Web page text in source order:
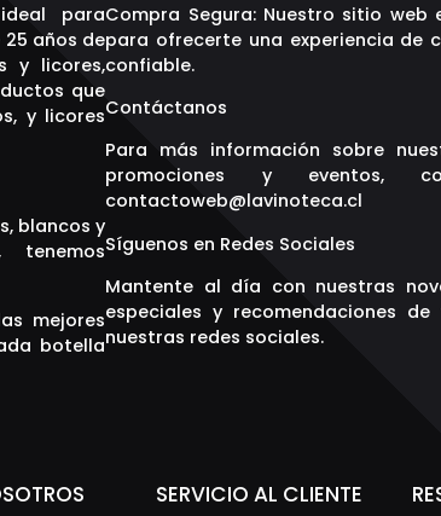
para
años de
y licores,
que
y licores
blancos y
tenemos
mejores
botella
Compra Segura: Nuestro sitio web
para ofrecerte una experiencia de
confiable.
Contáctanos
Para más información sobre
promociones y eventos,
contactoweb@lavinoteca.cl
Síguenos en Redes Sociales
Mantente al día con nuestras
especiales y recomendaciones de
nuestras redes sociales.
SERVICIO AL CLIENTE